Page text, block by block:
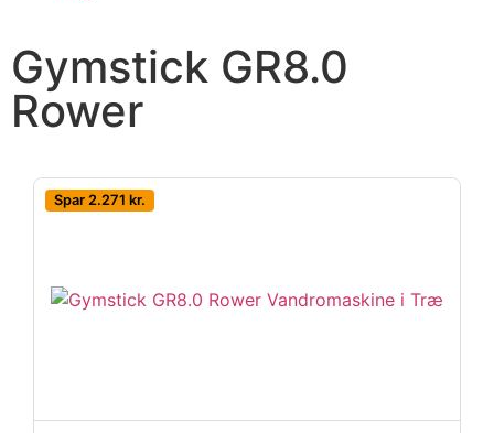
Gymstick GR8.0
Rower
Spar 2.271 kr.